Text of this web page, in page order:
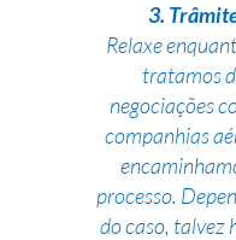
3.
Relaxe
tratamos
negociações
companhias
processo.
do caso, talvez